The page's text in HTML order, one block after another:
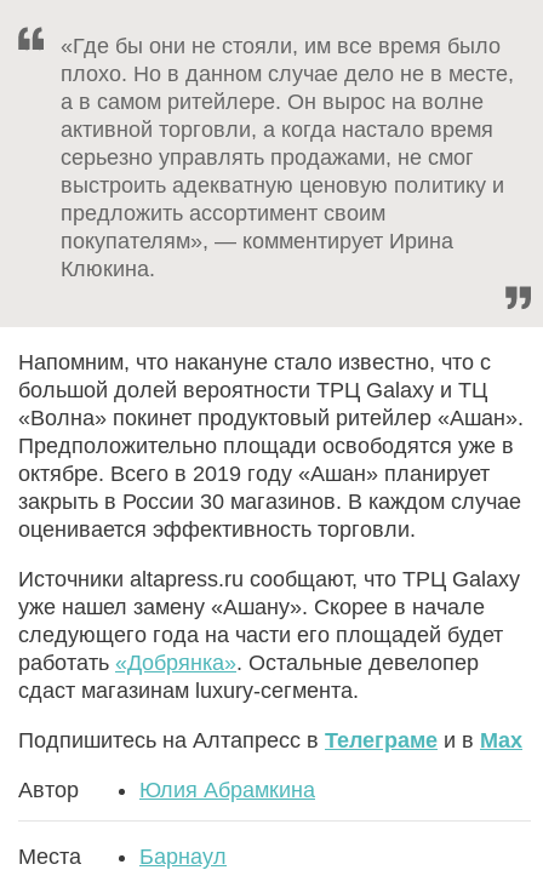
«Где бы они не стояли, им все время было
плохо. Но в данном случае дело не в месте,
а в самом ритейлере. Он вырос на волне
активной торговли, а когда настало время
серьезно управлять продажами, не смог
выстроить адекватную ценовую политику и
предложить ассортимент своим
покупателям», — комментирует Ирина
Клюкина.
Напомним, что накануне стало известно, что с
большой долей вероятности ТРЦ Galaxy и ТЦ
«Волна» покинет продуктовый ритейлер «Ашан».
Предположительно площади освободятся уже в
октябре. Всего в 2019 году «Ашан» планирует
закрыть в России 30 магазинов. В каждом случае
оценивается эффективность торговли.
Источники altapress.ru сообщают, что ТРЦ Galaxy
уже нашел замену «Ашану». Скорее в начале
следующего года на части его площадей будет
работать «Добрянка». Остальные девелопер
сдаст магазинам luxury-сегмента.
Подпишитесь на Алтапресс в Телеграме и в Max
Автор Юлия Абрамкина
Места Барнаул